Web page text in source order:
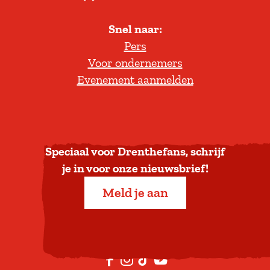
l
t
e
r
a
a
b
Snel naar:
Pers
Voor ondernemers
Evenement aanmelden
Speciaal voor Drenthefans, schrijf
je in voor onze nieuwsbrief!
Meld je aan